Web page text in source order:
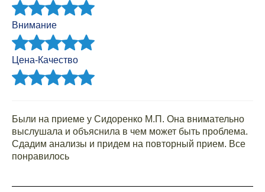
Внимание
Цена-Качество
Были на приеме у Сидоренко М.П. Она внимательно
выслушала и объяснила в чем может быть проблема.
Сдадим анализы и придем на повторный прием. Все
понравилось